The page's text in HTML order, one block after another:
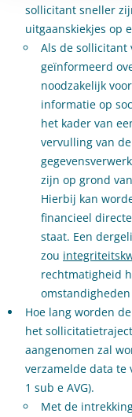
sollicitant sneller
uitgaanskiekjes op
Als de sollicitant
geïnformeerd
noodzakelijk
informatie op
het kader van
vervulling van
zijn op grond
Hierbij kan
financieel
staat. Een
zou
rechtmatigheid
Hoe lang worden
het
aangenomen zal
verzamelde data
1 sub e AVG).
Met de